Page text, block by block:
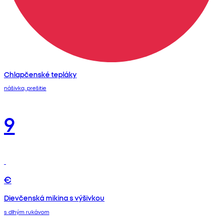
Chlapčenské tepláky
nášivka, prešitie
9
€
Dievčenská mikina s výšivkou
s dlhým rukávom